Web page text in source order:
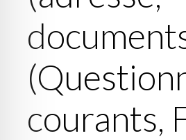
courants,